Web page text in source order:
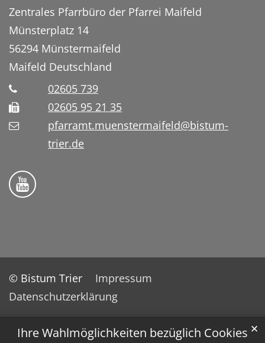
Ihre Wahlmöglichkeiten bezüglich Cookies ✕
Zentrales Pfarrbüro der Pfarrei Maifeld
Münsterplatz 14
56294 Münstermaifeld
Maifeld Deutschland
02605 739
02605 95 21 35
pfarramt.muenstermaifeld@bistum-
trier.de
Folge uns auf YouTube
© Bistum Trier
Impressum
Datenschutzerklärung